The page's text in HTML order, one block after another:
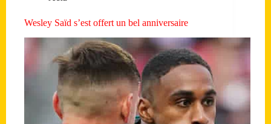
Wesley Saïd s’est offert un bel anniversaire